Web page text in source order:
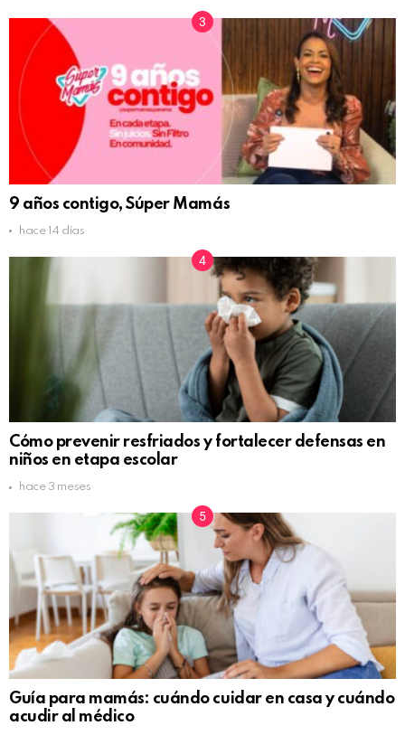
9 años contigo, Súper Mamás
hace 14 días
Cómo prevenir resfriados y fortalecer defensas en
niños en etapa escolar
hace 3 meses
Guía para mamás: cuándo cuidar en casa y cuándo
acudir al médico